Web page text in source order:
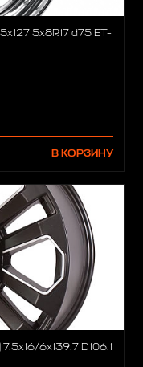
В КОРЗИНУ
6x139.7 D106.1